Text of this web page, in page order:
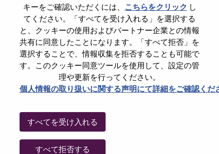
キーをご確認いただくには、
こちらをクリック し
てください。「すべてを受け入れる」を選択する
と、クッキーの使用およびパートナー企業との情報
共有に同意したことになります。「すべて拒否」を
選択することで、情報収集を拒否することも可能で
す。このクッキー同意ツールを使用して、設定の管
理や更新を行ってください。
個人情報の取り扱いに関する声明にて詳細をご確認くだ
すべてを受け入れる
すべて拒否する
パスワードをリセットするためにリンクを
emailに送ります
パスワードをリセットください
E-mail*
Go Back